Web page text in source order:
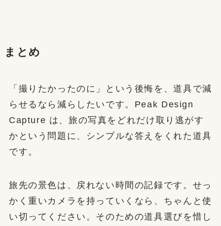
まとめ
「撮りたかったのに」という後悔を、道具で減
らせるなら減らしたいです。Peak Design
Capture は、旅の写真をどれだけ取り逃がす
かという問題に、シンプルな答えをくれた道具
です。
旅先の景色は、戻れない時間の記録です。せっ
かく重いカメラを持っていくなら、ちゃんと使
い切ってください。そのための道具選びを惜し